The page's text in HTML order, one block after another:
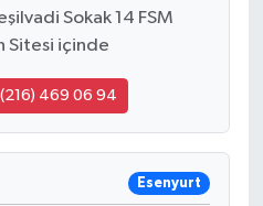
Sokak 14 FSM
Sitesi içinde
469 06 94
Esenyurt